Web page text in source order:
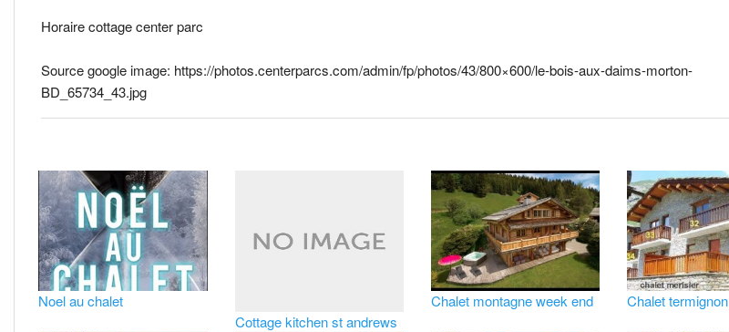
Horaire cottage center parc
Source google image: https://photos.centerparcs.com/admin/fp/photos/43/800×600/le-bois-aux-daims-morton-
BD_65734_43.jpg
Noel au chalet
Cottage kitchen st andrews
Chalet montagne week end Chalet termignon